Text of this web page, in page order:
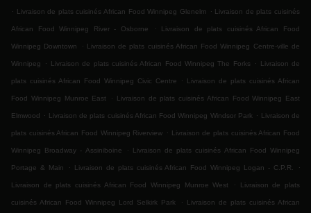
. Livraison de plats cuisinés African Food Winnipeg Glenelm . Livraison de plats cuisinés
African Food Winnipeg River - Osborne . Livraison de plats cuisinés African Food
Winnipeg Downtown . Livraison de plats cuisinés African Food Winnipeg Centre-ville de
Winnipeg . Livraison de plats cuisinés African Food Winnipeg The Forks . Livraison de
plats cuisinés African Food Winnipeg Civic Centre . Livraison de plats cuisinés African
Food Winnipeg Munroe East . Livraison de plats cuisinés African Food Winnipeg East
Elmwood . Livraison de plats cuisinés African Food Winnipeg Windsor Park . Livraison de
plats cuisinés African Food Winnipeg Riverview . Livraison de plats cuisinés African Food
Winnipeg Broadway - Assiniboine . Livraison de plats cuisinés African Food Winnipeg
Portage & Main . Livraison de plats cuisinés African Food Winnipeg Logan - C.P.R. .
Livraison de plats cuisinés African Food Winnipeg Munroe West . Livraison de plats
cuisinés African Food Winnipeg Lord Selkirk Park . Livraison de plats cuisinés African